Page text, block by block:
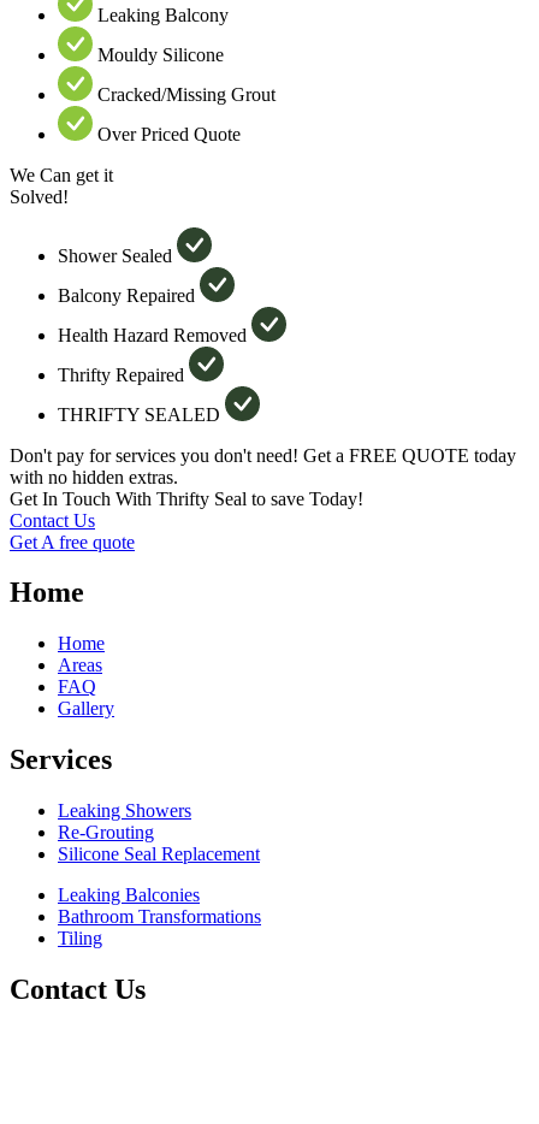
Leaking Balcony
Mouldy Silicone
Cracked/Missing Grout
Over Priced Quote
We Can get it
Solved!
Shower Sealed
Balcony Repaired
Health Hazard Removed
Thrifty Repaired
THRIFTY SEALED
Don't pay for services you don't need! Get a FREE QUOTE today
with no hidden extras.
Get In Touch With Thrifty Seal to save Today!
Contact Us
Get A free quote
Home
Home
Areas
FAQ
Gallery
Services
Leaking Showers
Re-Grouting
Silicone Seal Replacement
Leaking Balconies
Bathroom Transformations
Tiling
Contact Us